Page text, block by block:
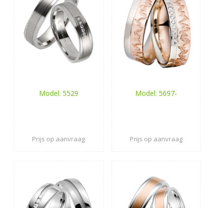
Model: 5529
Prijs op aanvraag
Model: 5697-
Prijs op aanvraag